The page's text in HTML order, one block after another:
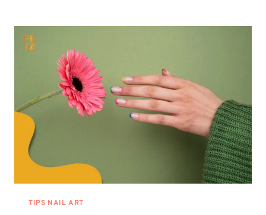
BIRU
SAATNYA
TAMPIL
ELEGAN
NAN
MISTERIUS!
TIPS NAIL ART